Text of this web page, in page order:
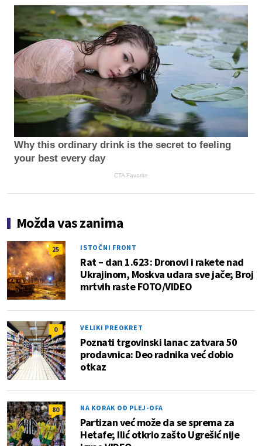
Why this ordinary drink is the secret to feeling
your best every day
CTA Favorite
Možda vas zanima
25 ISTOČNI FRONT
Rat – dan 1.623: Dronovi i rakete nad
Ukrajinom, Moskva udara sve jače; Broj
mrtvih raste FOTO/VIDEO
0 VELIKI PREOKRET
Poznati trgovinski lanac zatvara 50
prodavnica: Deo radnika već dobio
otkaz
80 NA KORAK OD PLEJ-OFA
Partizan već može da se sprema za
Hetafe; Ilić otkrio zašto Ugrešić nije